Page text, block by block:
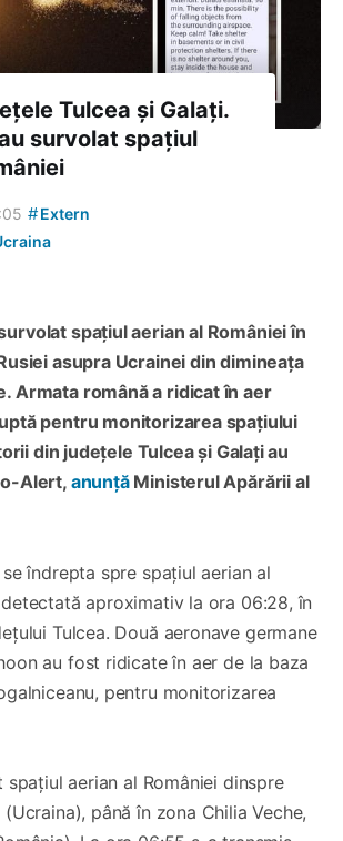
Tulcea și Galați.
survolat spațiul
#Extern
spațiul aerian al României în
asupra Ucrainei din dimineața
Armata română a ridicat în aer
pentru monitorizarea spațiului
din județele Tulcea și Galați au
Alert,anunță Ministerul Apărării al
îndrepta spre spațiul aerian al
aproximativ la ora 06:28, în
Tulcea. Două aeronave germane
au fost ridicate în aer de la baza
pentru monitorizarea
aerian al României dinspre
până în zona Chilia Veche,